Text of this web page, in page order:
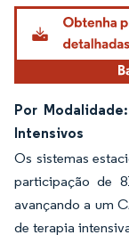
Por
Intensivos
Os sistemas
participação de
avançando a um
de terapia